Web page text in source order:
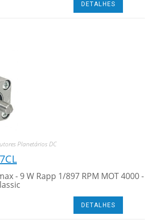
DETALHES
Planetários DC
- 9 W Rapp 1/897 RPM MOT 4000 -
DETALHES